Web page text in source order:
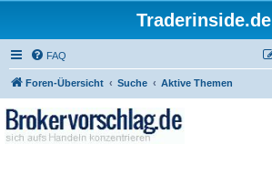
Traderinside.de
FAQ
Foren-Übersicht Suche Aktive Themen